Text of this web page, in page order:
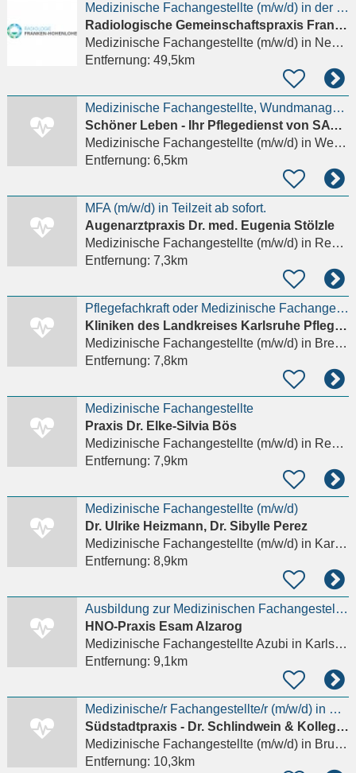
Medizinische Fachangestellte (m/w/d) in der Schnittbildtechnik
Radiologische Gemeinschaftspraxis Franken-Hohenlohe
Medizinische Fachangestellte (m/w/d)in Neckarsulm
Entfernung: 49,5km
Medizinische Fachangestellte, Wundmanager (m/w/d)
Schöner Leben - Ihr Pflegedienst von SAV Pflegeleicht GmbH
Medizinische Fachangestellte (m/w/d)in Weingarten (Baden)
Entfernung: 6,5km
MFA (m/w/d) in Teilzeit ab sofort.
Augenarztpraxis Dr. med. Eugenia Stölzle
Medizinische Fachangestellte (m/w/d)in Remchingen, Wilferdingen
Entfernung: 7,3km
Pflegefachkraft oder Medizinische Fachangestellte (MFA) (m/w/d) für die Innere Funktionsabteilung
Kliniken des Landkreises Karlsruhe Pflegeschule Rechbergklinik Bretten
Medizinische Fachangestellte (m/w/d)in Bretten
Entfernung: 7,8km
Medizinische Fachangestellte
Praxis Dr. Elke-Silvia Bös
Medizinische Fachangestellte (m/w/d)in Remchingen, Wilferdingen
Entfernung: 7,9km
Medizinische Fachangestellte (m/w/d)
Dr. Ulrike Heizmann, Dr. Sibylle Perez
Medizinische Fachangestellte (m/w/d)in Karlsruhe, Durlach
Entfernung: 8,9km
Ausbildung zur Medizinischen Fachangestellten (m/w/d) – MFA
HNO-Praxis Esam Alzarog
Medizinische Fachangestellte Azubi in Karlsruhe, Durlach
Entfernung: 9,1km
Medizinische/r Fachangestellte/r (m/w/d) in Voll-/Teilzeit für die Südstadtpraxis in Bruchsal
Südstadtpraxis - Dr. Schlindwein & Kollegen
Medizinische Fachangestellte (m/w/d)in Bruchsal
Entfernung: 10,3km